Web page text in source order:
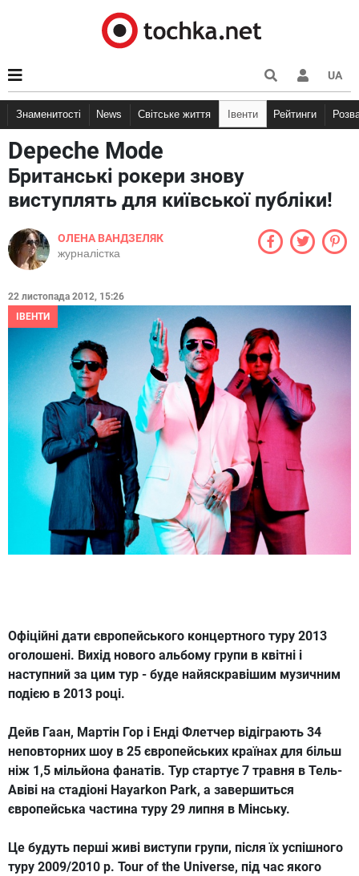
UA
Знаменитості News Світське життя Івенти Рейтинги
Depeche Mode
Британські рокери знову
виступлять для київської публіки!
ОЛЕНА ВАНДЗЕЛЯК
журналістка
22 листопада 2012, 15:26
ІВЕНТИ
Офіційні дати європейського концертного туру 2013
оголошені. Вихід нового альбому групи в квітні і
наступний за цим тур - буде найяскравішим музичним
подією в 2013 році.
Дейв Гаан, Мартін Гор і Енді Флетчер відіграють 34
неповторних шоу в 25 європейських країнах для більш
ніж 1,5 мільйона фанатів. Тур стартує 7 травня в Тель-
Авіві на стадіоні Hayarkon Park, а завершиться
європейська частина туру 29 липня в Мінську.
Це будуть перші живі виступи групи, після їх успішного
туру 2009/2010 р. Tour of the Universe, під час якого